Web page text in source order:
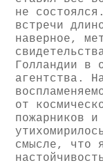
не
встречи
наверное,
Голландии в
агентства.
от
пожарников
смысле, что